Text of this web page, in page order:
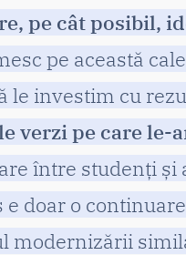
pe cât posibil,
pe această
le investim cu
verzi pe care le-
între studenți
e doar o
modernizării